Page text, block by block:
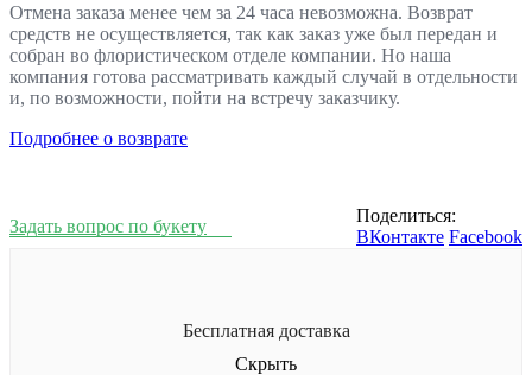
Отмена заказа менее чем за 24 часа невозможна. Возврат
средств не осуществляется, так как заказ уже был передан и
собран во флористическом отделе компании. Но наша
компания готова рассматривать каждый случай в отдельности
и, по возможности, пойти на встречу заказчику.
Подробнее о возврате
Задать вопрос по букету
Поделиться:
ВКонтакте Facebook
Бесплатная доставка
Скрыть